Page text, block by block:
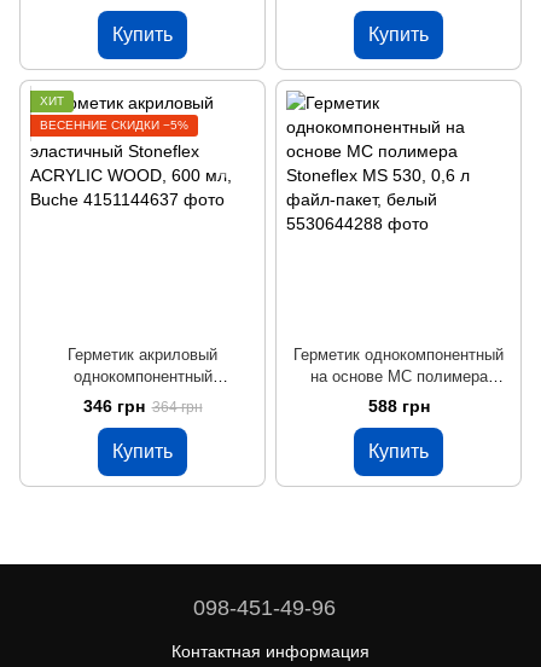
Купить Купить
ХИТ
ВЕСЕННИЕ СКИДКИ −5%
Герметик акриловый
однокомпонентный
эластичный Stoneflex
ACRYLIC WOOD, 600 мл,
Buche
346 грн 364 грн
Купить
Герметик однокомпонентный
на основе МС полимера
Stoneflex MS 530, 0,6 л файл-
пакет, белый
588 грн
Купить
098-451-49-96
Контактная информация